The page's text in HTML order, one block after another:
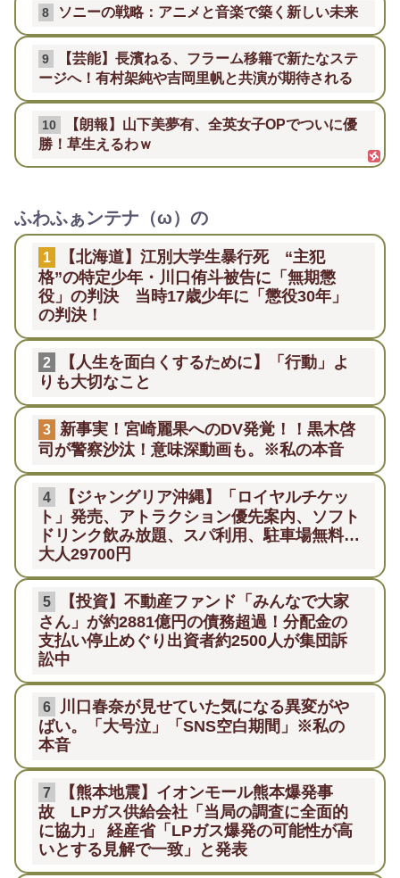
8 ソニーの戦略：アニメと音楽で築く新しい未来
9
【芸能】長濱ねる、フラーム移籍で新たなステ
ージへ！有村架純や吉岡里帆と共演が期待される
10
【朗報】山下美夢有、全英女子OPでついに優
勝！草生えるわｗ
ふわふぁンテナ（ω）の
1
【北海道】江別大学生暴行死 “主犯
格”の特定少年・川口侑斗被告に「無期懲
役」の判決 当時17歳少年に「懲役30年」
の判決！
2
【人生を面白くするために】「行動」よ
りも大切なこと
3 新事実！宮崎麗果へのDV発覚！！黒木啓
司が警察沙汰！意味深動画も。※私の本音
4
【ジャングリア沖縄】「ロイヤルチケッ
ト」発売、アトラクション優先案内、ソフト
ドリンク飲み放題、スパ利用、駐車場無料…
大人29700円
5
【投資】不動産ファンド「みんなで大家
さん」が約2881億円の債務超過！分配金の
支払い停止めぐり出資者約2500人が集団訴
訟中
6
川口春奈が見せていた気になる異変がや
ばい。「大号泣」「SNS空白期間」※私の
本音
7
【熊本地震】イオンモール熊本爆発事
故 LPガス供給会社「当局の調査に全面的
に協力」 経産省「LPガス爆発の可能性が高
いとする見解で一致」と発表